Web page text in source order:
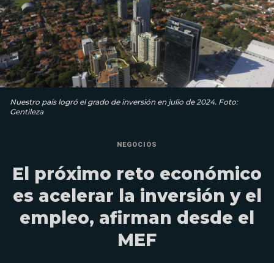
Nuestro país logró el grado de inversión en julio de 2024. Foto:
Gentileza
NEGOCIOS
El próximo reto económico
es acelerar la inversión y el
empleo, afirman desde el
MEF